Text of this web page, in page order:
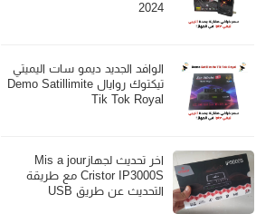
2024
الوافد الجديد ديمو سات اليميتي
تيكتوك روايال Demo Satillimite
Tik Tok Royal
اخر تحديث لجهازMis a jour
Cristor IP3000S مع طريقة
التحديث عن طريق USB